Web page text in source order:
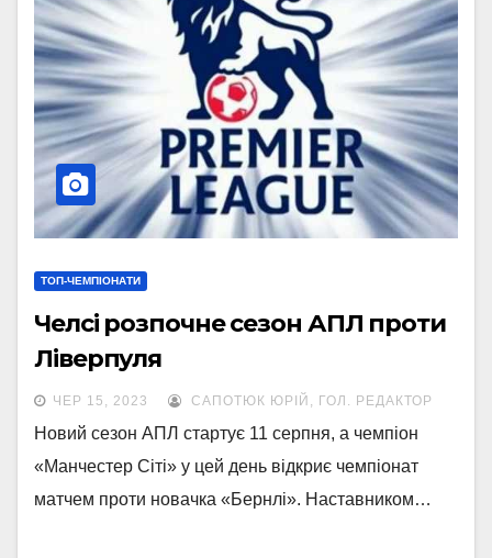
ТОП-ЧЕМПІОНАТИ
Челсі розпочне сезон АПЛ проти
Ліверпуля
ЧЕР 15, 2023 САПОТЮК ЮРІЙ, ГОЛ. РЕДАКТОР
Новий сезон АПЛ стартує 11 серпня, а чемпіон
«Манчестер Сіті» у цей день відкриє чемпіонат
матчем проти новачка «Бернлі». Наставником…